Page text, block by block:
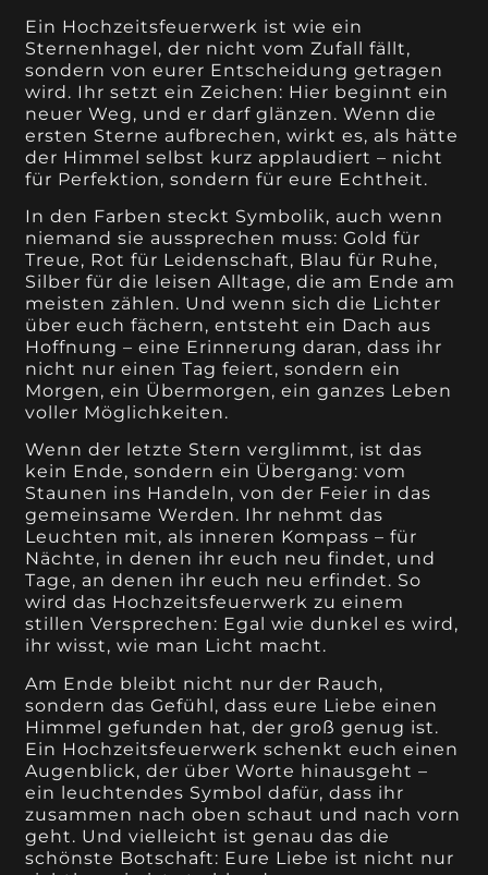
Ein Hochzeitsfeuerwerk ist wie ein
Sternenhagel, der nicht vom Zufall fällt,
sondern von eurer Entscheidung getragen
wird. Ihr setzt ein Zeichen: Hier beginnt ein
neuer Weg, und er darf glänzen. Wenn die
ersten Sterne aufbrechen, wirkt es, als hätte
der Himmel selbst kurz applaudiert – nicht
für Perfektion, sondern für eure Echtheit.
In den Farben steckt Symbolik, auch wenn
niemand sie aussprechen muss: Gold für
Treue, Rot für Leidenschaft, Blau für Ruhe,
Silber für die leisen Alltage, die am Ende am
meisten zählen. Und wenn sich die Lichter
über euch fächern, entsteht ein Dach aus
Hoffnung – eine Erinnerung daran, dass ihr
nicht nur einen Tag feiert, sondern ein
Morgen, ein Übermorgen, ein ganzes Leben
voller Möglichkeiten.
Wenn der letzte Stern verglimmt, ist das
kein Ende, sondern ein Übergang: vom
Staunen ins Handeln, von der Feier in das
gemeinsame Werden. Ihr nehmt das
Leuchten mit, als inneren Kompass – für
Nächte, in denen ihr euch neu findet, und
Tage, an denen ihr euch neu erfindet. So
wird das Hochzeitsfeuerwerk zu einem
stillen Versprechen: Egal wie dunkel es wird,
ihr wisst, wie man Licht macht.
Am Ende bleibt nicht nur der Rauch,
sondern das Gefühl, dass eure Liebe einen
Himmel gefunden hat, der groß genug ist.
Ein Hochzeitsfeuerwerk schenkt euch einen
Augenblick, der über Worte hinausgeht –
ein leuchtendes Symbol dafür, dass ihr
zusammen nach oben schaut und nach vorn
geht. Und vielleicht ist genau das die
schönste Botschaft: Eure Liebe ist nicht nur